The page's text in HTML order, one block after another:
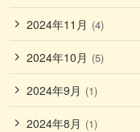
2024年11月 (4)
2024年10月 (5)
2024年9月 (1)
2024年8月 (1)